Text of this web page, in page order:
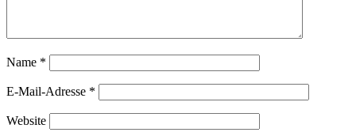
Name *
E-Mail-Adresse *
Website